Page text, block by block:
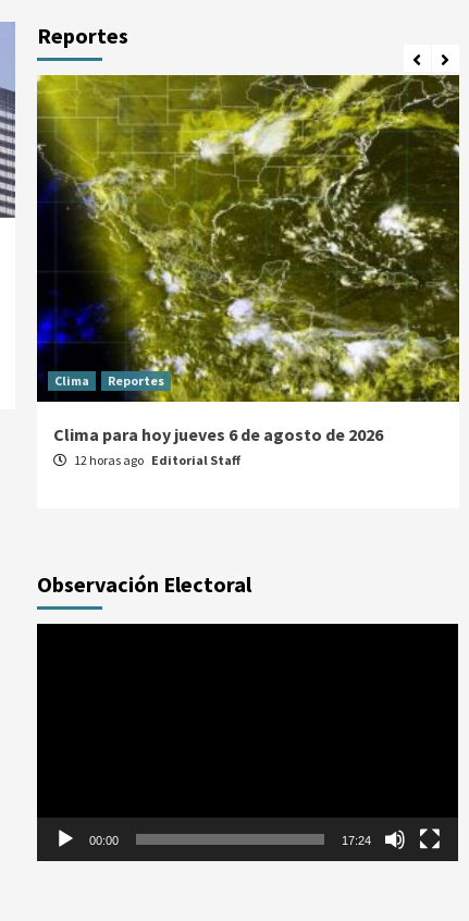
Reportes
Clima Reportes
Clima para hoy jueves 6 de agosto de 2026
12 horas ago Editorial Staff
Observación Electoral
00:00 17:24